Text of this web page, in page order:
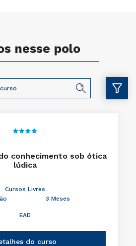
nesse polo
conhecimento sob ótica
lúdica
Cursos Livres
3 Meses
EAD
do curso